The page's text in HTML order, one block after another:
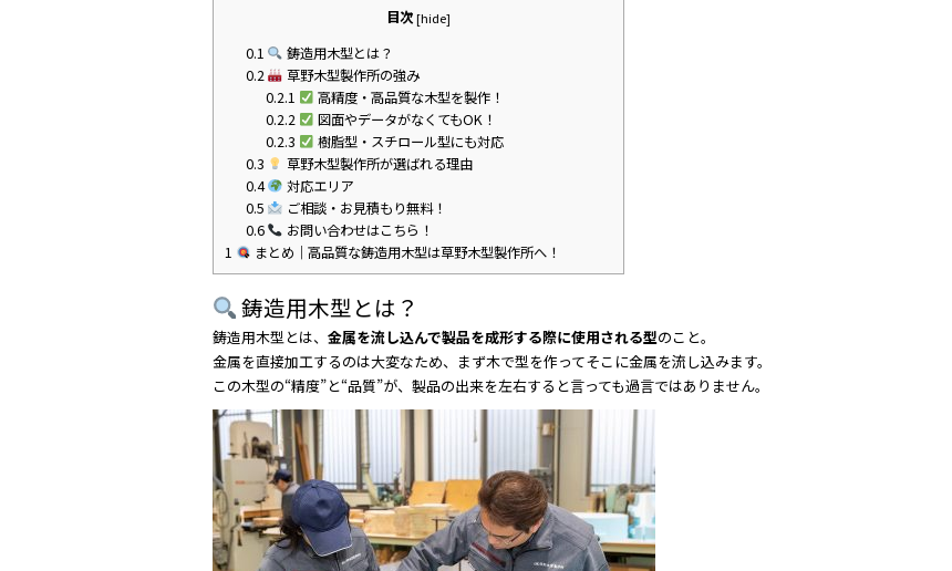
目次[hide]
0.1
鋳造用木型とは？
0.2
草野木型製作所の強み
0.2.1
高精度・高品質な木型を製作！
0.2.2
図面やデータがなくてもOK！
0.2.3
樹脂型・スチロール型にも対応
0.3
草野木型製作所が選ばれる理由
0.4
対応エリア
0.5
ご相談・お見積もり無料！
0.6
お問い合わせはこちら！
1
まとめ｜高品質な鋳造用木型は草野木型製作所へ！
鋳造用木型とは？
鋳造用木型とは、 金属を流し込んで製品を成形する際に使用される型のこと。
金属を直接加工するのは大変なため、まず木で型を作ってそこに金属を流し込みます。
この木型の“精度”と“品質”が、製品の出来を左右すると言っても過言ではありません。